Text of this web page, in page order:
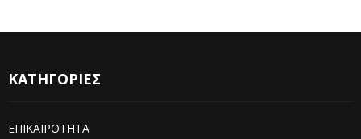
ΚΑΤΗΓΟΡΙΕΣ
ΕΠΙΚΑΙΡΟΤΗΤΑ